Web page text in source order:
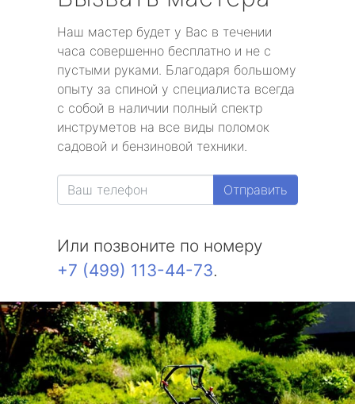
Наш мастер будет у Вас в течении
часа совершенно бесплатно и не с
пустыми руками. Благодаря большому
опыту за спиной у специалиста всегда
с собой в наличии полный спектр
инструметов на все виды поломок
садовой и бензиновой техники.
Отправить
Или позвоните по номеру
+7 (499) 113-44-73.